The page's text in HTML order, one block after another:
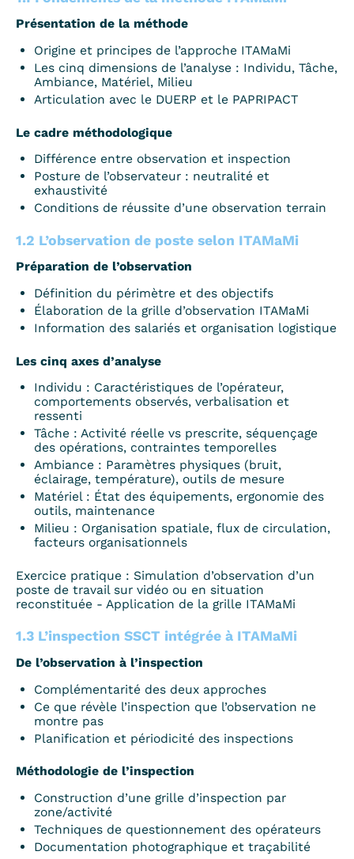
Présentation de la méthode
Origine et principes de l’approche ITAMaMi
Les cinq dimensions de l’analyse : Individu, Tâche,
Ambiance, Matériel, Milieu
Articulation avec le DUERP et le PAPRIPACT
Le cadre méthodologique
Différence entre observation et inspection
Posture de l’observateur : neutralité et
exhaustivité
Conditions de réussite d’une observation terrain
1.2 L’observation de poste selon ITAMaMi
Préparation de l’observation
Définition du périmètre et des objectifs
Élaboration de la grille d’observation ITAMaMi
Information des salariés et organisation logistique
Les cinq axes d’analyse
Individu : Caractéristiques de l’opérateur,
comportements observés, verbalisation et
ressenti
Tâche : Activité réelle vs prescrite, séquençage
des opérations, contraintes temporelles
Ambiance : Paramètres physiques (bruit,
éclairage, température), outils de mesure
Matériel : État des équipements, ergonomie des
outils, maintenance
Milieu : Organisation spatiale, flux de circulation,
facteurs organisationnels
Exercice pratique : Simulation d’observation d’un
poste de travail sur vidéo ou en situation
reconstituée - Application de la grille ITAMaMi
1.3 L’inspection SSCT intégrée à ITAMaMi
De l’observation à l’inspection
Complémentarité des deux approches
Ce que révèle l’inspection que l’observation ne
montre pas
Planification et périodicité des inspections
Méthodologie de l’inspection
Construction d’une grille d’inspection par
zone/activité
Techniques de questionnement des opérateurs
Documentation photographique et traçabilité